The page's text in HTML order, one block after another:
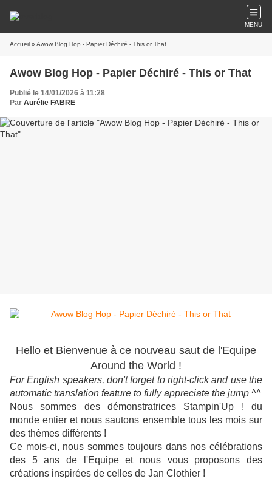
MENU
Accueil » Awow Blog Hop - Papier Déchiré - This or That
Awow Blog Hop - Papier Déchiré - This or That
Publié le 14/01/2026 à 11:28
Par Aurélie FABRE
Hello et Bienvenue à ce nouveau saut de l'Equipe
Around the World !
For English speakers, don't forget to right-click and use the
automatic translation feature to fully appreciate the jump ^^
Nous sommes des démonstratrices Stampin'Up ! du
monde entier et nous sautons ensemble tous les mois sur
des thèmes différents !
Ce mois-ci, nous sommes toujours dans nos célébrations
des 5 ans de l'Equipe et nous vous proposons des
créations inspirées de celles de Jan Clothier !